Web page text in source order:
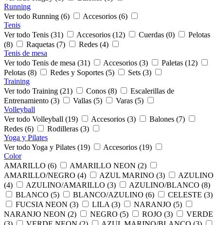
Running
Ver todo Running (6)
Accesorios (6)
Tenis
Ver todo Tenis (31)
Accesorios (12) Cuerdas (0)
Pelotas
(8)
Raquetas (7)
Redes (4)
Tenis de mesa
Ver todo Tenis de mesa (31)
Accesorios (3)
Paletas (12)
Pelotas (8)
Redes y Soportes (5)
Sets (3)
Training
Ver todo Training (21)
Conos (8)
Escalerillas de
Entrenamiento (3)
Vallas (5)
Varas (5)
Volleyball
Ver todo Volleyball (19)
Accesorios (3)
Balones (7)
Redes (6)
Rodilleras (3)
Yoga y Pilates
Ver todo Yoga y Pilates (19)
Accesorios (19)
Color
AMARILLO (6)
AMARILLO NEON (2)
AMARILLO/NEGRO (4)
AZUL MARINO (3)
AZULINO
(4)
AZULINO/AMARILLO (3)
AZULINO/BLANCO (8)
BLANCO (5)
BLANCO/AZULINO (6)
CELESTE (3)
FUCSIA NEON (3)
LILA (3)
NARANJO (5)
NARANJO NEON (2)
NEGRO (5) ROJO (3)
VERDE